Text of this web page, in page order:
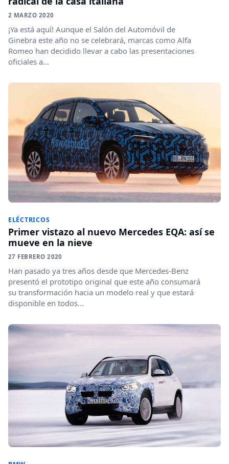
2 MARZO 2020
¡Ya está aquí! Aunque el Salón del Automóvil de
Ginebra este año no se celebrará, marcas como Alfa
Romeo han decidido llevar a cabo las presentaciones
oficiales a...
ELÉCTRICOS
Primer vistazo al nuevo Mercedes EQA: así se
mueve en la nieve
27 FEBRERO 2020
Han pasado ya tres años desde que Mercedes-Benz
presentó el prototipo original que este año consumará
su transformación hacia un modelo real y que estará
disponible en todos...